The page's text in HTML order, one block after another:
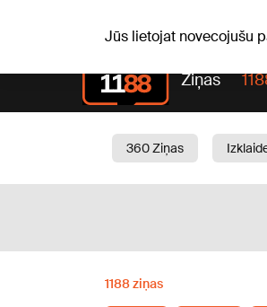
Jūs lietojat novecojušu
Ziņas
360 Ziņas
1188 ziņas